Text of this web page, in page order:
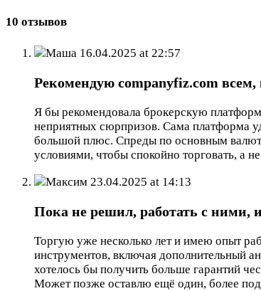
10 отзывов
Маша 16.04.2025 at 22:57
Рекомендую companyfiz.com всем,
Я бы рекомендовала брокерскую
неприятных сюрпризов. Сама платформа
большой плюс. Спреды по основным
условиями, чтобы спокойно торговать, а
Максим 23.04.2025 at 14:13
Пока не решил, работать с ними,
Торгую уже несколько лет и имею опыт
инструментов, включая дополнительный
хотелось бы получить больше гарантий
Может позже оставлю ещё один, более